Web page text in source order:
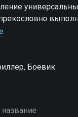
операции
все силы на поимку
Боевик